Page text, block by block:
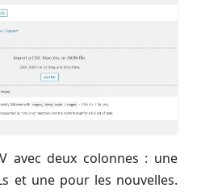
avec deux colonnes : une
et une pour les nouvelles.